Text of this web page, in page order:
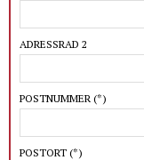
ADRESSRAD 2
POSTNUMMER (*)
POSTORT (*)